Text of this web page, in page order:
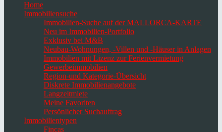
Home
Immobiliensuche
Immobilien-Suche auf der MALLORCA-KARTE
Neu im Immobilien-Portfolio
Exklusiv bei M&B
Neubau-Wohnungen, -Villen und -Häuser in Anlagen
Immobilien mit Lizenz zur Ferienvermietung
Gewerbeimmobilien
Region-und Kategorie-Übersicht
Diskrete Immobilienangebote
Langzeitmiete
Meine Favoriten
Persönlicher Suchauftrag
Immobilientypen
Fincas